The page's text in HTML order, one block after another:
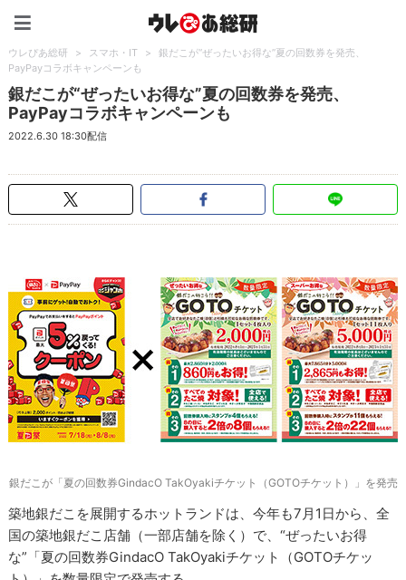
ウレぴあ総研 > スマホ・IT >
銀だこが“ぜったいお得な”夏の回数券を発売、
PayPayコラボキャンペーンも
銀だこが“ぜったいお得な”夏の回数券を発売、
PayPayコラボキャンペーンも
2022.6.30 18:30配信
銀だこが「夏の回数券GindacO TakOyakiチケット（GOTOチケット）」を発売
築地銀だこを展開するホットランドは、今年も7月1日から、全
国の築地銀だこ店舗（一部店舗を除く）で、“ぜったいお得
な”「夏の回数券GindacO TakOyakiチケット（GOTOチケッ